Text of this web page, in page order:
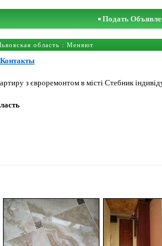
Подать
область : Меняют
Контакты
з євроремонтом в місті Стебник